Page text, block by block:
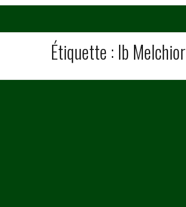
Étiquette : Ib Melchior